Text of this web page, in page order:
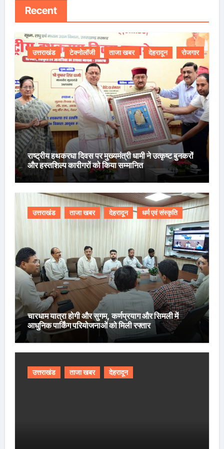
Recent
उत्तराखंड टेक्नोलॉजी ताजा खबर देहरादून रोजगार
राष्ट्रीय हथकरघा दिवस पर मुख्यमंत्री धामी ने उत्कृष्ट बुनकरों
और हस्तशिल्प कारीगरों को किया सम्मानित
उत्तराखंड ताजा खबर देहरादून धर्म एवं संस्कृति
चारधाम यात्रा होगी और सुगम, कर्णप्रयाग और सिमली में
आधुनिक पार्किंग परियोजनाओं को मिली रफ्तार
उत्तराखंड ताजा खबर देहरादून